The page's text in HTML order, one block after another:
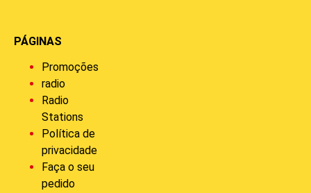
PÁGINAS
Promoções
radio
Radio
Stations
Política de
privacidade
Faça o seu
pedido